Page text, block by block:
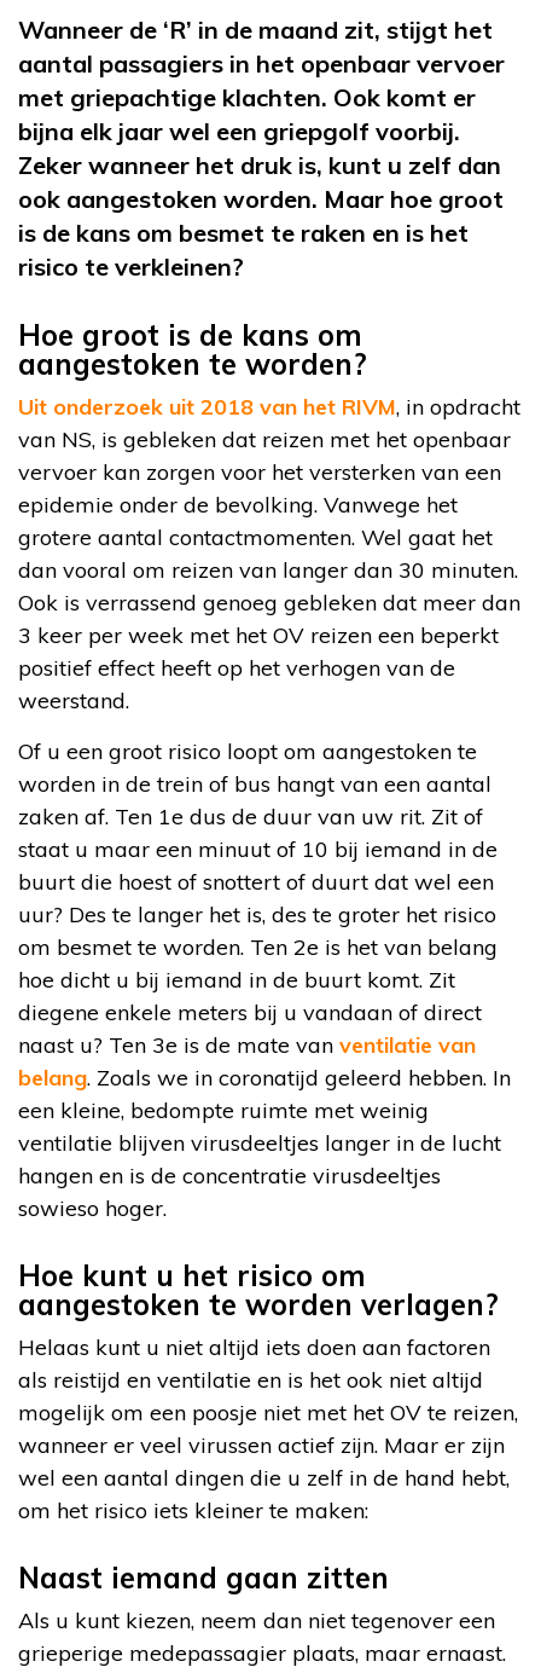
Wanneer de ‘R’ in de maand zit, stijgt het
aantal passagiers in het openbaar vervoer
met griepachtige klachten. Ook komt er
bijna elk jaar wel een griepgolf voorbij.
Zeker wanneer het druk is, kunt u zelf dan
ook aangestoken worden. Maar hoe groot
is de kans om besmet te raken en is het
risico te verkleinen?
Hoe groot is de kans om
aangestoken te worden?
Uit onderzoek uit 2018 van het RIVM, in opdracht
van NS, is gebleken dat reizen met het openbaar
vervoer kan zorgen voor het versterken van een
epidemie onder de bevolking. Vanwege het
grotere aantal contactmomenten. Wel gaat het
dan vooral om reizen van langer dan 30 minuten.
Ook is verrassend genoeg gebleken dat meer dan
3 keer per week met het OV reizen een beperkt
positief effect heeft op het verhogen van de
weerstand.
Of u een groot risico loopt om aangestoken te
worden in de trein of bus hangt van een aantal
zaken af. Ten 1e dus de duur van uw rit. Zit of
staat u maar een minuut of 10 bij iemand in de
buurt die hoest of snottert of duurt dat wel een
uur? Des te langer het is, des te groter het risico
om besmet te worden. Ten 2e is het van belang
hoe dicht u bij iemand in de buurt komt. Zit
diegene enkele meters bij u vandaan of direct
naast u? Ten 3e is de mate van ventilatie van
belang. Zoals we in coronatijd geleerd hebben. In
een kleine, bedompte ruimte met weinig
ventilatie blijven virusdeeltjes langer in de lucht
hangen en is de concentratie virusdeeltjes
sowieso hoger.
Hoe kunt u het risico om
aangestoken te worden verlagen?
Helaas kunt u niet altijd iets doen aan factoren
als reistijd en ventilatie en is het ook niet altijd
mogelijk om een poosje niet met het OV te reizen,
wanneer er veel virussen actief zijn. Maar er zijn
wel een aantal dingen die u zelf in de hand hebt,
om het risico iets kleiner te maken:
Naast iemand gaan zitten
Als u kunt kiezen, neem dan niet tegenover een
grieperige medepassagier plaats, maar ernaast.